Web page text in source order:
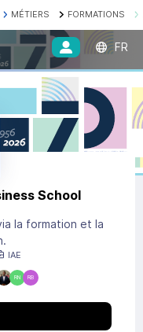
MÉTIERS FORMATIONS
FR
School
RN RB
IAE